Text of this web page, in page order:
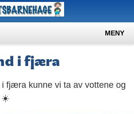
MENY
i fjæra
fjæra kunne vi ta av vottene og
☀️